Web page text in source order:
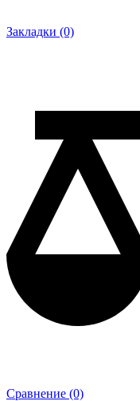
Закладки (0)
Сравнение (0)